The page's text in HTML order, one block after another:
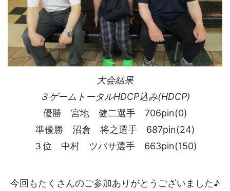
大会結果
３ゲームトータルHDCP込み(HDCP)
優勝 宮地 健二選手 706pin(0)
準優勝 沼倉 将之選手 687pin(24)
３位 中村 ツバサ選手 663pin(150)
今回もたくさんのご参加ありがとうございました♪